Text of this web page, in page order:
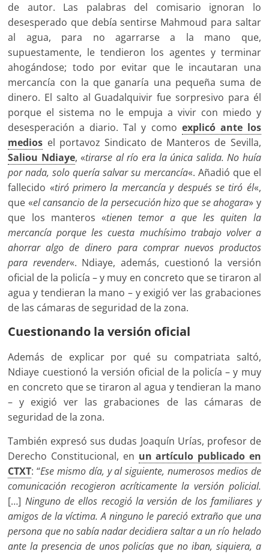
de autor. Las palabras del comisario ignoran lo
desesperado que debía sentirse Mahmoud para saltar
al agua, para no agarrarse a la mano que,
supuestamente, le tendieron los agentes y terminar
ahogándose; todo por evitar que le incautaran una
mercancía con la que ganaría una pequeña suma de
dinero. El salto al Guadalquivir fue sorpresivo para él
porque el sistema no le empuja a vivir con miedo y
desesperación a diario. Tal y como explicó ante los
medios el portavoz Sindicato de Manteros de Sevilla,
Saliou Ndiaye, «tirarse al río era la única salida. No huía
por nada, solo quería salvar su mercancía«. Añadió que el
fallecido «tiró primero la mercancía y después se tiró él«,
que «el cansancio de la persecución hizo que se ahogara» y
que los manteros «tienen temor a que les quiten la
mercancía porque les cuesta muchísimo trabajo volver a
ahorrar algo de dinero para comprar nuevos productos
para revender«. Ndiaye, además, cuestionó la versión
oficial de la policía – y muy en concreto que se tiraron al
agua y tendieran la mano – y exigió ver las grabaciones
de las cámaras de seguridad de la zona.
Cuestionando la versión oficial
Además de explicar por qué su compatriata saltó,
Ndiaye cuestionó la versión oficial de la policía – y muy
en concreto que se tiraron al agua y tendieran la mano
– y exigió ver las grabaciones de las cámaras de
seguridad de la zona.
También expresó sus dudas Joaquín Urías, profesor de
Derecho Constitucional, en un artículo publicado en
CTXT: “Ese mismo día, y al siguiente, numerosos medios de
comunicación recogieron acríticamente la versión policial.
[…] Ninguno de ellos recogió la versión de los familiares y
amigos de la víctima. A ninguno le pareció extraño que una
persona que no sabía nadar decidiera saltar a un río helado
ante la presencia de unos policías que no iban, siquiera, a